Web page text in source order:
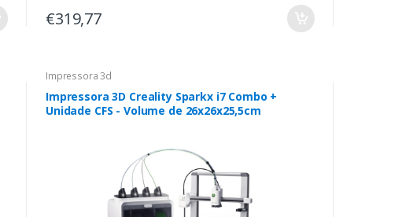
€319,77
Impressora 3d
Impressora 3D Creality Sparkx i7 Combo +
Unidade CFS - Volume de 26x26x25,5cm